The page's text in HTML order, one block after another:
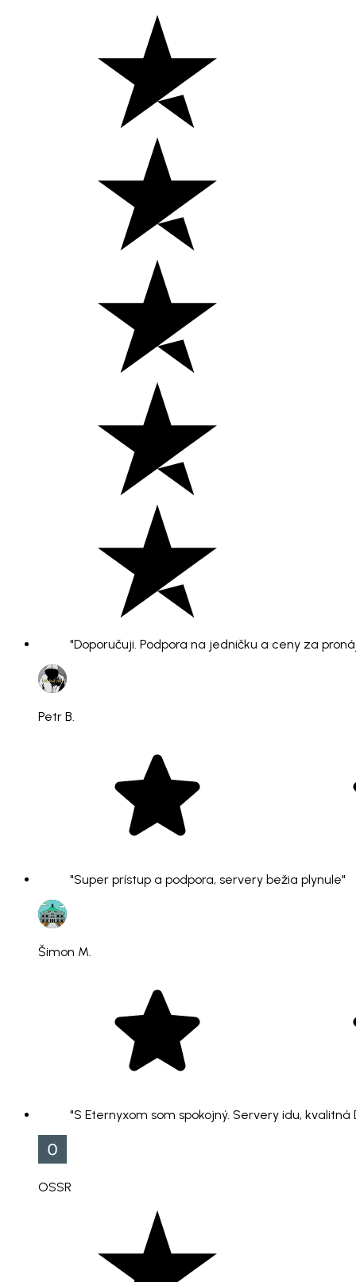
"Doporučuji. Podpora na jedničku a ceny za
Petr B.
"Super prístup a podpora, servery bežia plynule"
Šimon M.
"S Eternyxom som spokojný. Servery idu,
OSSR